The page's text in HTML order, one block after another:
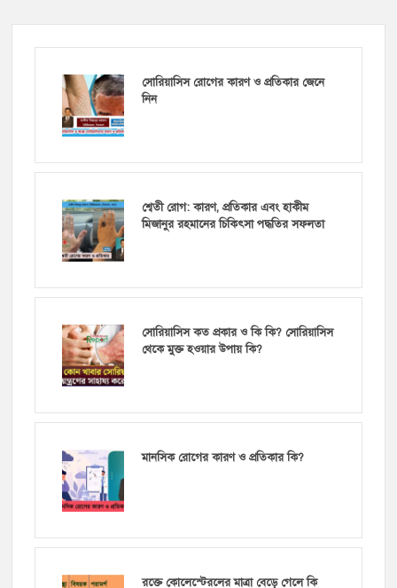
সোরিয়াসিস রোগের কারণ ও প্রতিকার জেনে
নিন
শ্বেতী রোগ: কারণ, প্রতিকার এবং হাকীম
মিজানুর রহমানের চিকিৎসা পদ্ধতির সফলতা
সোরিয়াসিস কত প্রকার ও কি কি? সোরিয়াসিস
থেকে মুক্ত হওয়ার উপায় কি?
মানসিক রোগের কারণ ও প্রতিকার কি?
রক্তে কোলেস্টেরলের মাত্রা বেড়ে গেলে কি